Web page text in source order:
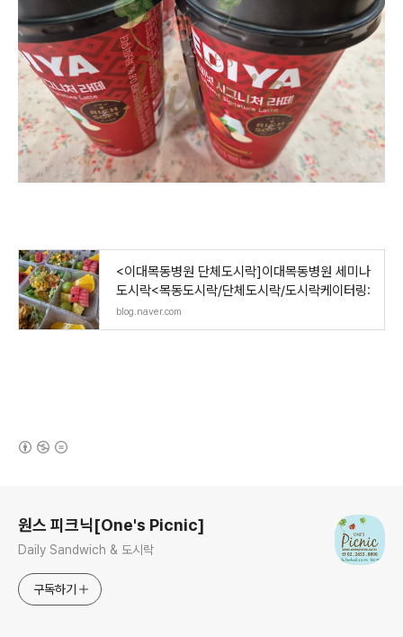
<이대목동병원 단체도시락]이대목동병원 세미나
도시락<목동도시락/단체도시락/도시락케이터링:
blog.naver.com
원스 피크닉[One's Picnic]
Daily Sandwich & 도시락
구독하기